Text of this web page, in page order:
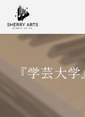
『学芸大